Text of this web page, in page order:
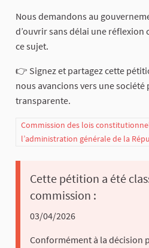
Nous demandons au
d’ouvrir sans délai une réflexion
ce sujet.
👉 Signez et partagez cette
nous avancions vers une
transparente.
Commission des lois
l’administration générale de la
Cette pétition a été
commission :
03/04/2026
Conformément à la décision